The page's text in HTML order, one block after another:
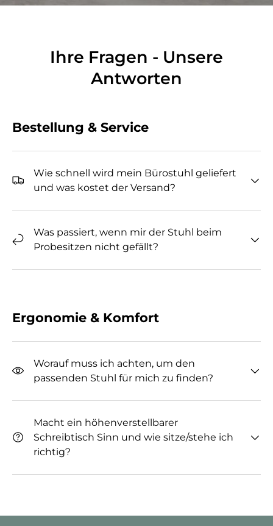
Ihre Fragen - Unsere
Antworten
Bestellung & Service
Wie schnell wird mein Bürostuhl geliefert
und was kostet der Versand?
Was passiert, wenn mir der Stuhl beim
Probesitzen nicht gefällt?
Ergonomie & Komfort
Worauf muss ich achten, um den
passenden Stuhl für mich zu finden?
Macht ein höhenverstellbarer
Schreibtisch Sinn und wie sitze/stehe ich
richtig?